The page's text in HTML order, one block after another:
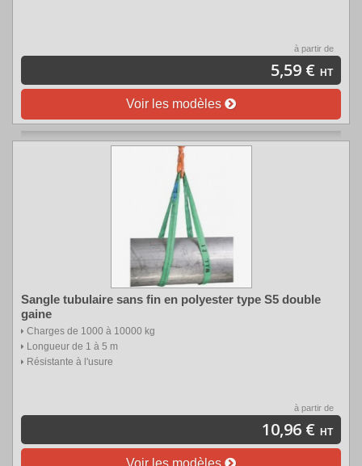
à partir de
5,59 € HT
Voir les modèles
Sangle tubulaire sans fin en polyester type S5 double
gaine
Charges de 1000 à 10000 kg
Longueur de 1 à 5 m
Résistante à l'usure
à partir de
10,96 € HT
Voir les modèles